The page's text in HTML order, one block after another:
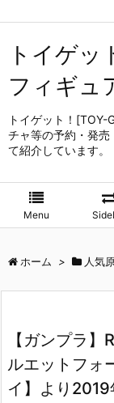
トイゲッ
フィギュ
トイゲット！[TOY-
チャ等の予約・発売
て紹介しています。
Menu
ホーム > 人気
【ガンプラ
ルエットフォ
イ】より2019